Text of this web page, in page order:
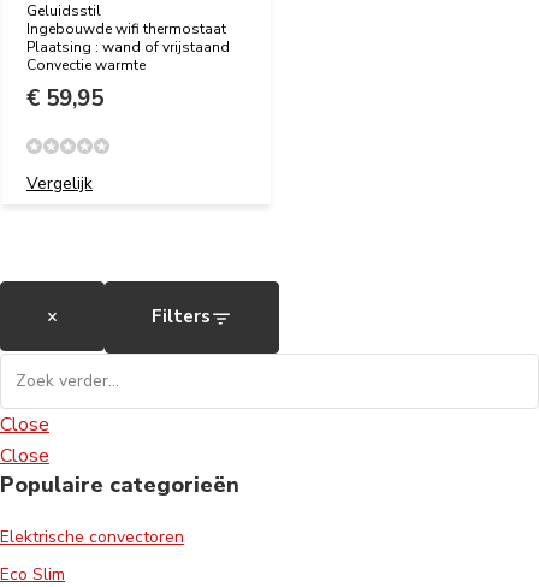
Geluidsstil
Ingebouwde wifi thermostaat
Plaatsing : wand of vrijstaand
Convectie warmte
€ 59,95
Vergelijk
× Filters
Close
Close
Populaire categorieën
Elektrische convectoren
Eco Slim